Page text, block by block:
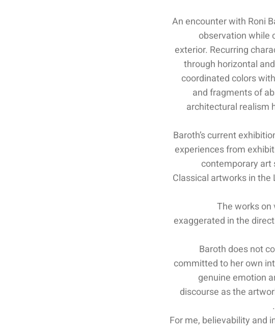
An encounter with Roni
observation while
exterior. Recurring
through horizontal
coordinated colors
and fragments of
architectural realism
Baroth’s current
experiences from
contemporary art
Classical artworks in the
The works
exaggerated in the
Baroth does not
committed to her own
genuine emotion
discourse as the
“For me, believability